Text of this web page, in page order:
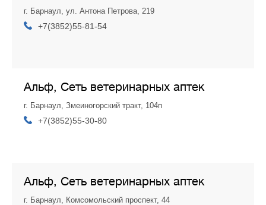
г. Барнаул, ул. Антона Петрова, 219
+7(3852)55-81-54
Альф, Сеть ветеринарных аптек
г. Барнаул, Змеиногорский тракт, 104п
+7(3852)55-30-80
Альф, Сеть ветеринарных аптек
г. Барнаул, Комсомольский проспект, 44